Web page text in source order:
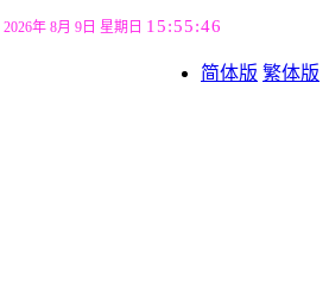
2026年 8月 9日 星期日 15:55:46
简体版 繁体版